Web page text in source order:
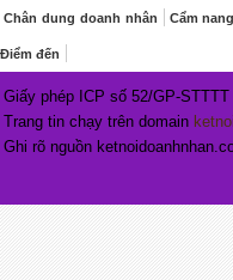
Chân dung doanh nhân Cẩm
Điểm đến
Giấy phép ICP số 52/GP-
Trang tin chạy trên domain
Ghi rõ nguồn